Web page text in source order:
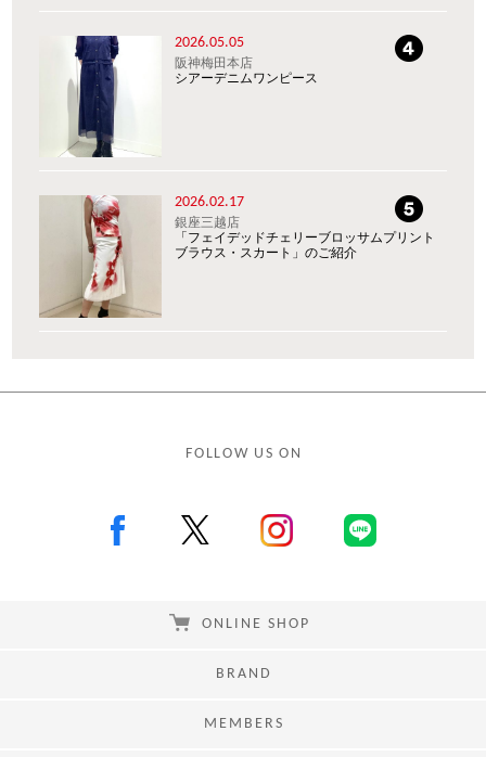
2026.05.05
阪神梅田本店
シアーデニムワンピース
2026.02.17
銀座三越店
「フェイデッドチェリーブロッサムプリント
ブラウス・スカート」のご紹介
FOLLOW US ON
ONLINE SHOP
BRAND
MEMBERS